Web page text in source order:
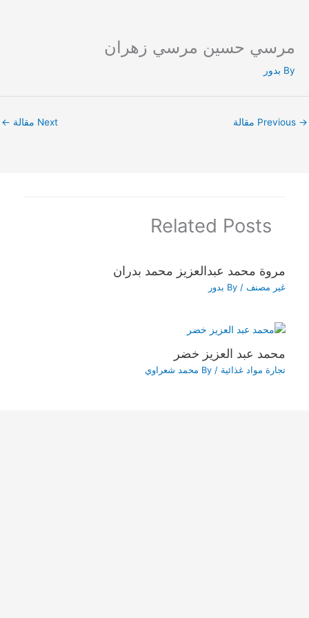
content
مرسي حسين مرسي زهران
By بدور
→ Next مقالة ←
Related Posts
مروة محمد عبدالعزيز محمد بدران
غير مصنف / By بدور
محمد عبد العزيز خضر
تجارة مواد غذائية / By محمد شعراوي